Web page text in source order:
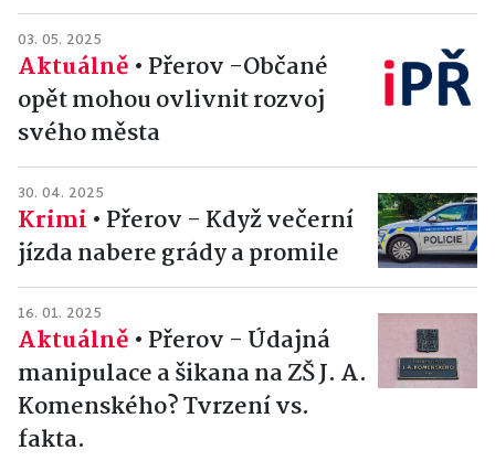
03. 05. 2025
Aktuálně • Přerov -Občané
opět mohou ovlivnit rozvoj
svého města
30. 04. 2025
Krimi • Přerov - Když večerní
jízda nabere grády a promile
16. 01. 2025
Aktuálně • Přerov - Údajná
manipulace a šikana na ZŠ J. A.
Komenského? Tvrzení vs.
fakta.